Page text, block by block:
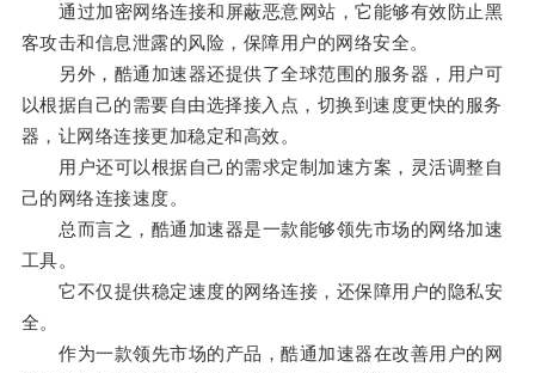
通过加密网络连接和屏蔽恶意网站，它能够有效防止黑
客攻击和信息泄露的风险，保障用户的网络安全。
另外，酷通加速器还提供了全球范围的服务器，用户可
以根据自己的需要自由选择接入点，切换到速度更快的服务
器，让网络连接更加稳定和高效。
用户还可以根据自己的需求定制加速方案，灵活调整自
己的网络连接速度。
总而言之，酷通加速器是一款能够领先市场的网络加速
工具。
它不仅提供稳定速度的网络连接，还保障用户的隐私安
全。
作为一款领先市场的产品，酷通加速器在改善用户的网